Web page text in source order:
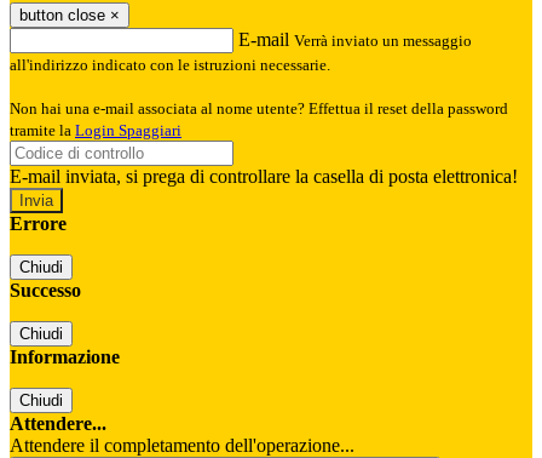
button close ×
E-mail Verrà inviato un messaggio
all'indirizzo indicato con le istruzioni necessarie.
Non hai una e-mail associata al nome utente? Effettua il reset della password
tramite la Login Spaggiari
E-mail inviata, si prega di controllare la casella di posta elettronica!
Errore
Chiudi
Successo
Chiudi
Informazione
Chiudi
Attendere...
Attendere il completamento dell'operazione...